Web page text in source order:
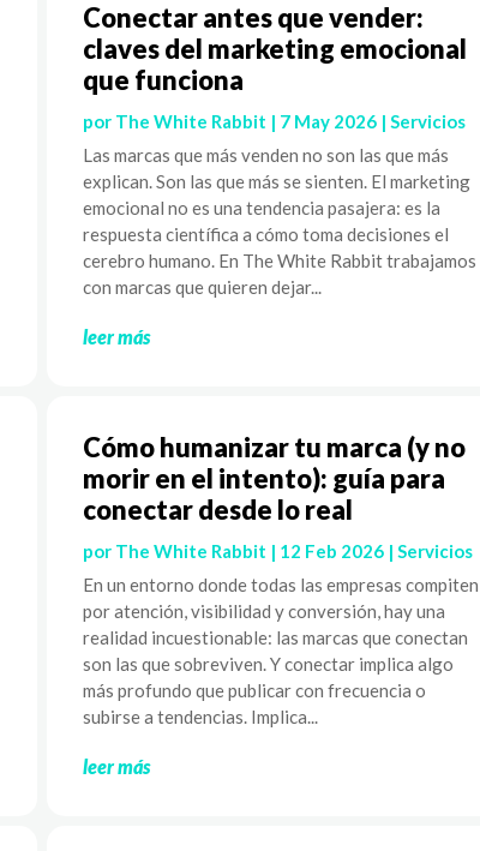
Conectar antes que vender:
claves del marketing emocional
que funciona
por The White Rabbit | 7 May 2026| Servicios
Las marcas que más venden no son las que más
explican. Son las que más se sienten. El marketing
emocional no es una tendencia pasajera: es la
respuesta científica a cómo toma decisiones el
cerebro humano. En The White Rabbit trabajamos
con marcas que quieren dejar...
leer más
Cómo humanizar tu marca (y no
morir en el intento): guía para
conectar desde lo real
por The White Rabbit | 12 Feb 2026| Servicios
En un entorno donde todas las empresas compiten
por atención, visibilidad y conversión, hay una
realidad incuestionable: las marcas que conectan
son las que sobreviven. Y conectar implica algo
más profundo que publicar con frecuencia o
subirse a tendencias. Implica...
leer más